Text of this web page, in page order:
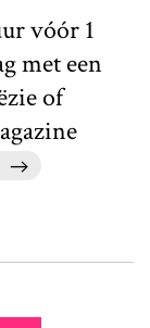
vóór 1
met een
of